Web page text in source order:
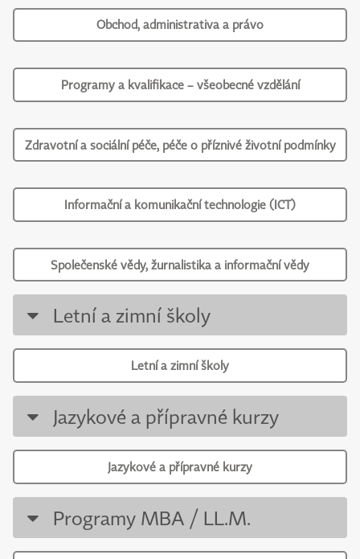
Obchod, administrativa a právo
Programy a kvalifikace – všeobecné vzdělání
Zdravotní a sociální péče, péče o příznivé životní podmínky
Informační a komunikační technologie (ICT)
Společenské vědy, žurnalistika a informační vědy
Letní a zimní školy
Letní a zimní školy
Jazykové a přípravné kurzy
Jazykové a přípravné kurzy
Programy MBA / LL.M.